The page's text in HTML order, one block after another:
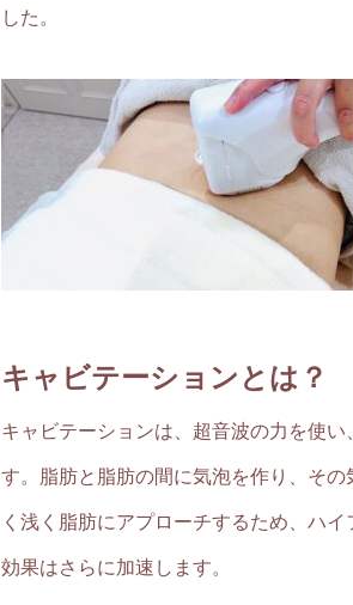
した。
キャビテーションとは？
キャビテーションは、超音波の力を使
す。脂肪と脂肪の間に気泡を作り、そ
く浅く脂肪にアプローチするため、ハ
効果はさらに加速します。